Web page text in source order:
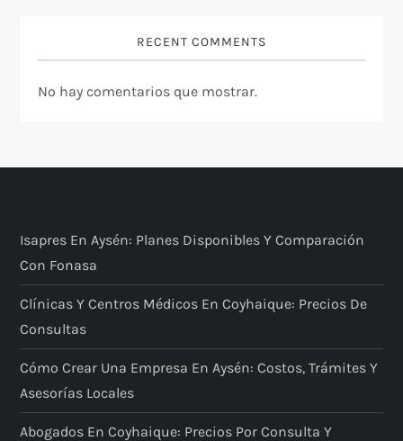
RECENT COMMENTS
No hay comentarios que mostrar.
Isapres En Aysén: Planes Disponibles Y Comparación
Con Fonasa
Clínicas Y Centros Médicos En Coyhaique: Precios De
Consultas
Cómo Crear Una Empresa En Aysén: Costos, Trámites Y
Asesorías Locales
Abogados En Coyhaique: Precios Por Consulta Y